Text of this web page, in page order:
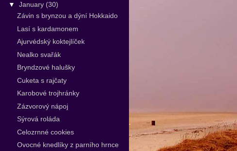
▼ January (30)
Závin s brynzou a dýní Hokkaido
Lasí s kardamonem
Ajurvédský koktejlíček
Nealko svařák
Bryndzové halušky
Cuketa s rajčaty
Karobové trojhránky
Zázvorový nápoj
Sýrová roláda
Celozrnné cookies
Ovocné knedlíky z parního hrnce